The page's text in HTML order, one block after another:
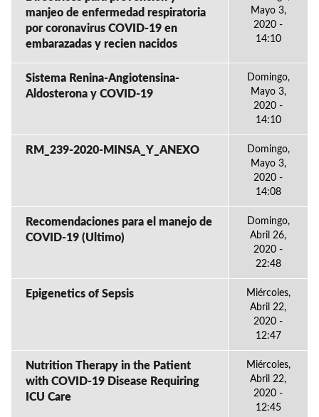
manjeo de enfermedad respiratoria
por coronavirus COVID-19 en
embarazadas y recien nacidos
Mayo 3,
2020 -
14:10
Sistema Renina-Angiotensina-
Aldosterona y COVID-19
Domingo,
Mayo 3,
2020 -
14:10
RM_239-2020-MINSA_Y_ANEXO
Domingo,
Mayo 3,
2020 -
14:08
Recomendaciones para el manejo de
COVID-19 (Ultimo)
Domingo,
Abril 26,
2020 -
22:48
Epigenetics of Sepsis
Miércoles,
Abril 22,
2020 -
12:47
Nutrition Therapy in the Patient
with COVID-19 Disease Requiring
ICU Care
Miércoles,
Abril 22,
2020 -
12:45